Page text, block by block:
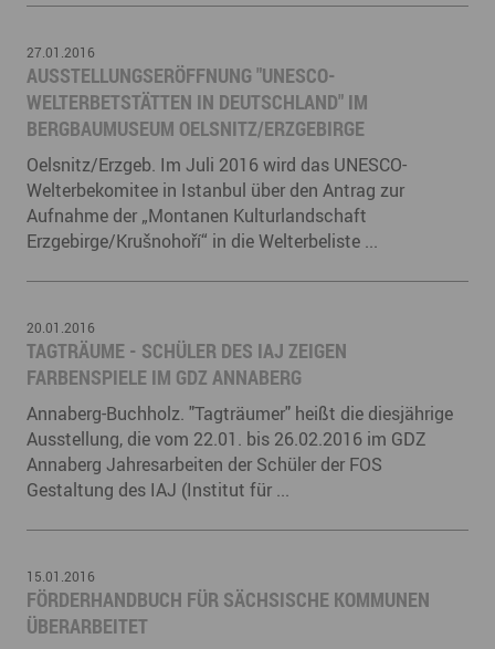
27.01.2016
AUSSTELLUNGSERÖFFNUNG "UNESCO-
WELTERBETSTÄTTEN IN DEUTSCHLAND" IM
BERGBAUMUSEUM OELSNITZ/ERZGEBIRGE
Oelsnitz/Erzgeb. Im Juli 2016 wird das UNESCO-
Welterbekomitee in Istanbul über den Antrag zur
Aufnahme der „Montanen Kulturlandschaft
Erzgebirge/Krušnohoří“ in die Welterbeliste ...
20.01.2016
TAGTRÄUME - SCHÜLER DES IAJ ZEIGEN
FARBENSPIELE IM GDZ ANNABERG
Annaberg-Buchholz. "Tagträumer" heißt die diesjährige
Ausstellung, die vom 22.01. bis 26.02.2016 im GDZ
Annaberg Jahresarbeiten der Schüler der FOS
Gestaltung des IAJ (Institut für ...
15.01.2016
FÖRDERHANDBUCH FÜR SÄCHSISCHE KOMMUNEN
ÜBERARBEITET